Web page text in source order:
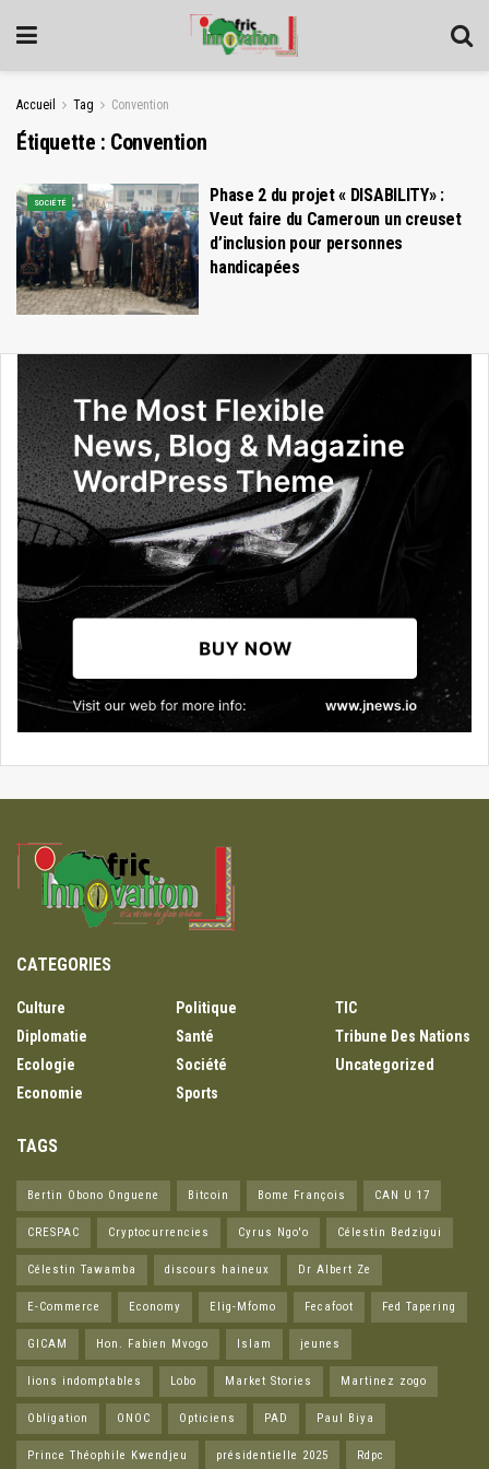
Accueil Tag Convention
Étiquette : Convention
SOCIÉTÉ
Phase 2 du projet « DISABILITY» :
Veut faire du Cameroun un creuset
d’inclusion pour personnes
handicapées
CATEGORIES
Culture
Diplomatie
Ecologie
Economie
Politique
Santé
Société
Sports
TIC
Tribune Des Nations
Uncategorized
TAGS
Bertin Obono Onguene Bitcoin Bome François CAN U 17
CRESPAC Cryptocurrencies Cyrus Ngo'o Célestin Bedzigui
Célestin Tawamba discours haineux Dr Albert Ze
E-Commerce Economy Elig-Mfomo Fecafoot Fed Tapering
GICAM Hon. Fabien Mvogo Islam jeunes
lions indomptables Lobo Market Stories Martinez zogo
Obligation ONOC Opticiens PAD Paul Biya
Prince Théophile Kwendjeu présidentielle 2025 Rdpc